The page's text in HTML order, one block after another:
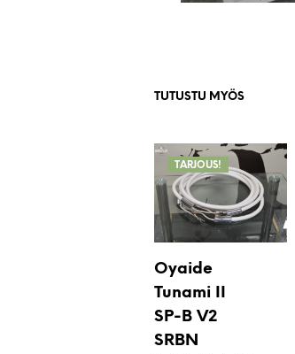
TUTUSTU MYÖS
TARJOUS!
Oyaide
Tunami II
SP-B V2
SRBN